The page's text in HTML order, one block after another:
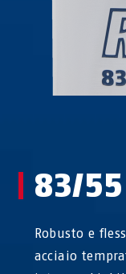
83/55
Robusto e
acciaio